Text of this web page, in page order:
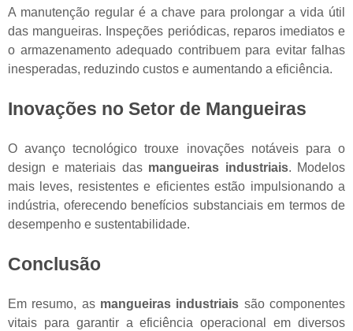
A manutenção regular é a chave para prolongar a vida útil
das mangueiras. Inspeções periódicas, reparos imediatos e
o armazenamento adequado contribuem para evitar falhas
inesperadas, reduzindo custos e aumentando a eficiência.
Inovações no Setor de Mangueiras
O avanço tecnológico trouxe inovações notáveis para o
design e materiais das mangueiras industriais. Modelos
mais leves, resistentes e eficientes estão impulsionando a
indústria, oferecendo benefícios substanciais em termos de
desempenho e sustentabilidade.
Conclusão
Em resumo, as mangueiras industriais são componentes
vitais para garantir a eficiência operacional em diversos